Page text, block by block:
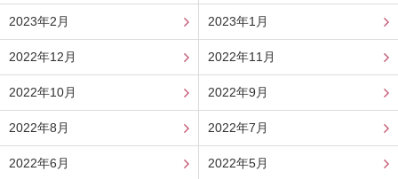
2023年2月 2023年1月
2022年12月 2022年11月
2022年10月 2022年9月
2022年8月 2022年7月
2022年6月 2022年5月